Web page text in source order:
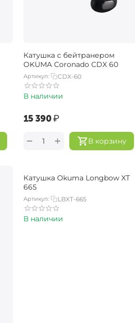
Катушка с бейтранером
OKUMA Coronado CDX 60
Артикул: CDX-60
В наличии
‍15 390‍₽
В корзину
+
−
Катушка Okuma Longbow XT
665
Артикул: LBXT-665
В наличии